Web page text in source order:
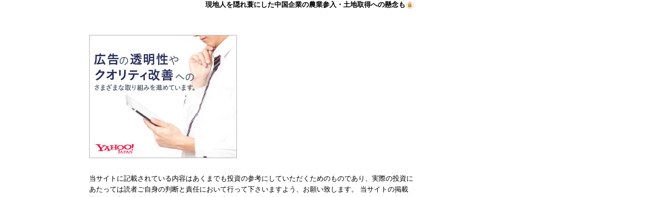
現地人を隠れ蓑にした中国企業の農業参入・土地取得への懸念も
当サイトに記載されている内容はあくまでも投資の参考にしていただくためのものであり、実際の投資に
あたっては読者ご自身の判断と責任において行って下さいますよう、お願い致します。 当サイトの掲載